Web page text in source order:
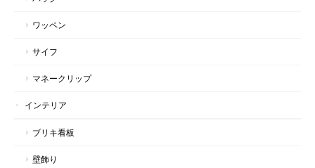
ワッペン
サイフ
マネークリップ
インテリア
ブリキ看板
壁飾り